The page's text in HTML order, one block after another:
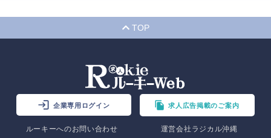
TOP
企業専用ログイン 求人広告掲載のご案内
ルーキーへのお問い合わせ
運営会社ラジカル沖縄